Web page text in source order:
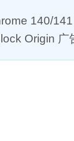
140/
Origin 广